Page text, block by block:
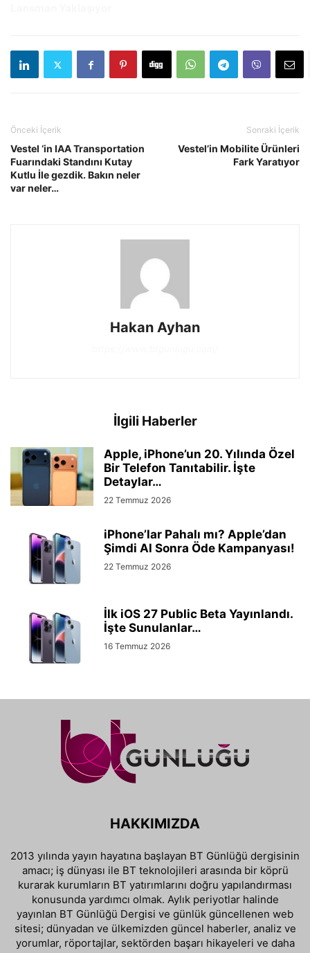
Önceki İçerik
Vestel ‘in IAA Transportation
Fuarındaki Standını Kutay
Kutlu İle gezdik. Bakın neler
var neler…
Sonraki İçerik
Vestel’in Mobilite Ürünleri
Fark Yaratıyor
Hakan Ayhan
İlgili Haberler
Apple, iPhone’un 20. Yılında Özel
Bir Telefon Tanıtabilir. İşte
Detaylar…
22 Temmuz 2026
iPhone’lar Pahalı mı? Apple’dan
Şimdi Al Sonra Öde Kampanyası!
22 Temmuz 2026
İlk iOS 27 Public Beta Yayınlandı.
İşte Sunulanlar…
16 Temmuz 2026
HAKKIMIZDA
2013 yılında yayın hayatına başlayan BT Günlüğü dergisinin
amacı; iş dünyası ile BT teknolojileri arasında bir köprü
kurarak kurumların BT yatırımlarını doğru yapılandırması
konusunda yardımcı olmak. Aylık periyotlar halinde
yayınlan BT Günlüğü Dergisi ve günlük güncellenen web
sitesi; dünyadan ve ülkemizden güncel haberler, analiz ve
yorumlar, röportajlar, sektörden başarı hikayeleri ve daha